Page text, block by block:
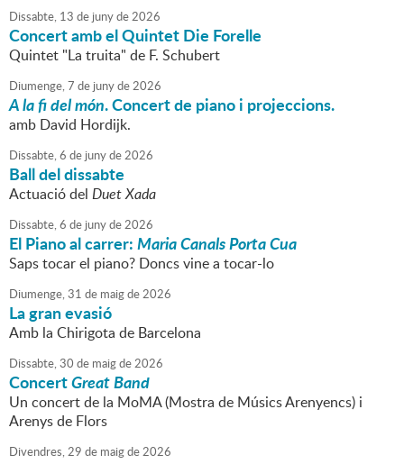
Dissabte, 13 de junyde2026
Concert amb el Quintet Die Forelle
Quintet "La truita" de F. Schubert
Diumenge,7 de junyde2026
A la fi del món. Concert de piano i projeccions.
amb David Hordijk.
Dissabte,6 de junyde2026
Ball del dissabte
Actuació del Duet Xada
Dissabte,6 de junyde2026
El Piano al carrer:Maria Canals Porta Cua
Saps tocar el piano? Doncs vine a tocar-lo
Diumenge,31 de maigde2026
La gran evasió
Amb la Chirigota de Barcelona
Dissabte,30 de maigde2026
ConcertGreat Band
Un concert de la MoMA (Mostra de Músics Arenyencs) i
Arenys de Flors
Divendres,29 de maigde2026